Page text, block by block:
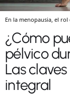
En la menopausia, el
¿Cómo
pélvico
Las
integral